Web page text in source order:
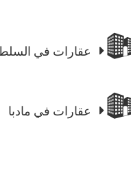
عقارات في السلط
عقارات في مادبا